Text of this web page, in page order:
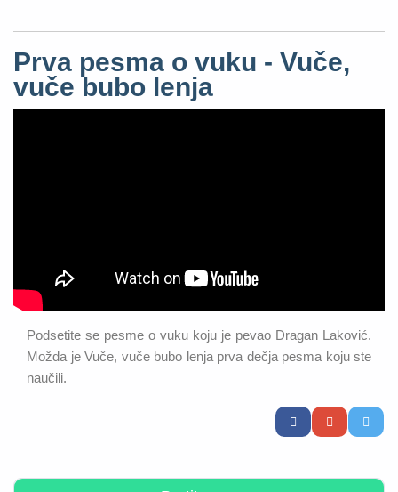
Prva pesma o vuku - Vuče,
vuče bubo lenja
Podsetite se pesme o vuku koju je pevao Dragan Laković.
Možda je Vuče, vuče bubo lenja prva dečja pesma koju ste
naučili.